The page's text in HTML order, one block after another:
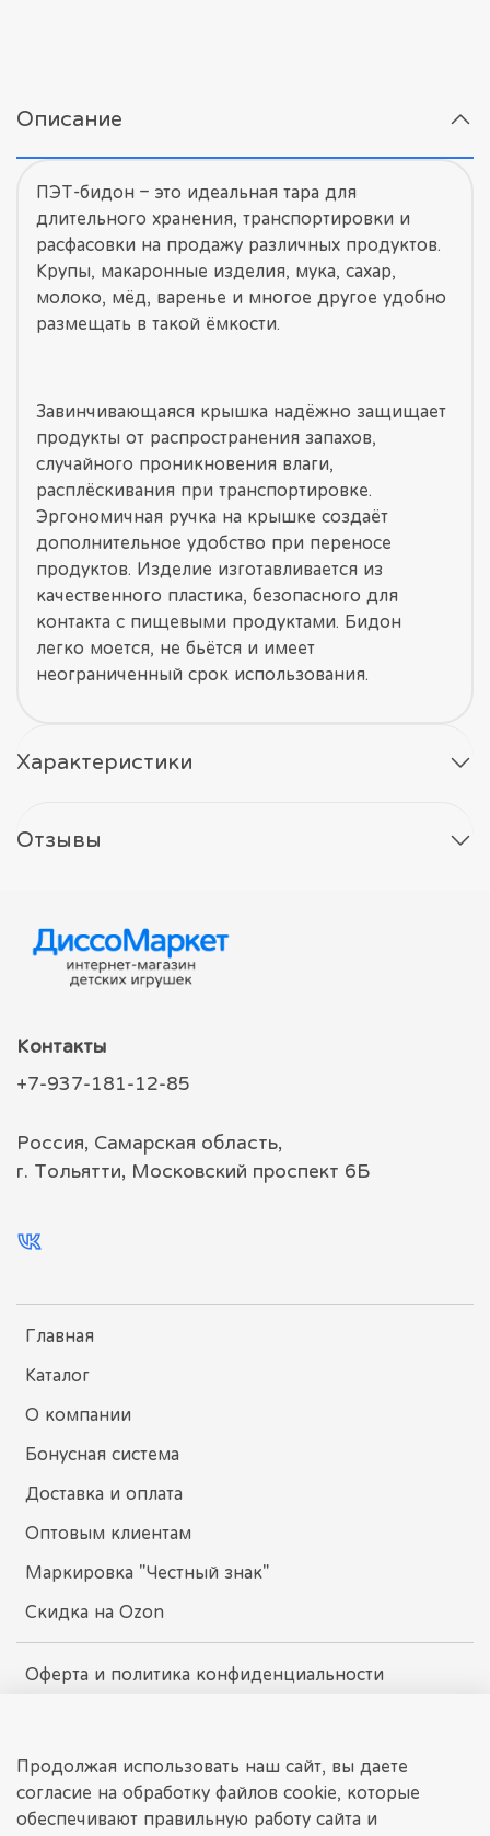
Описание
ПЭТ-бидон – это идеальная тара для
длительного хранения, транспортировки и
расфасовки на продажу различных продуктов.
Крупы, макаронные изделия, мука, сахар,
молоко, мёд, варенье и многое другое удобно
размещать в такой ёмкости.
Завинчивающаяся крышка надёжно защищает
продукты от распространения запахов,
случайного проникновения влаги,
расплёскивания при транспортировке.
Эргономичная ручка на крышке создаёт
дополнительное удобство при переносе
продуктов. Изделие изготавливается из
качественного пластика, безопасного для
контакта с пищевыми продуктами. Бидон
легко моется, не бьётся и имеет
неограниченный срок использования.
Характеристики
Отзывы
Главная
Каталог
О компании
Бонусная система
Доставка и оплата
Оптовым клиентам
Маркировка "Честный знак"
Скидка на Ozon
Оферта и политика конфиденциальности
Контакты
+7-937-181-12-85
Россия, Самарская область,
г. Тольятти, Московский проспект 6Б
dissomarket.ru
Продолжая использовать наш сайт, вы даете
согласие на обработку файлов cookie, которые
обеспечивают правильную работу сайта и